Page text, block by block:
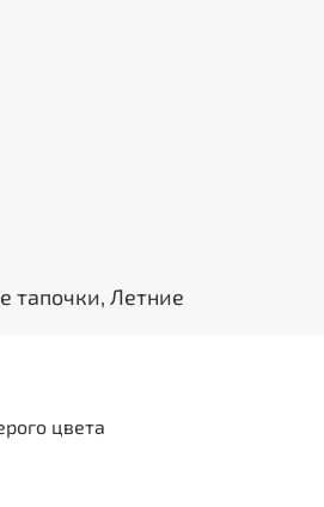
тапочки, Летние
цвета